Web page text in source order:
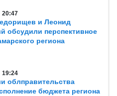
20:47
и Леонид
обсудили перспективное
региона
19:24
облправительства
бюджета региона